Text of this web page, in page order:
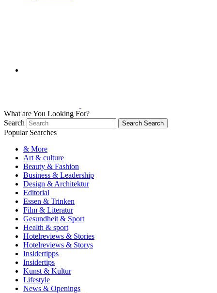
What are You Looking For?
Search
Search Search
Popular Searches
& More
Art & culture
Beauty & Fashion
Business & Leadership
Design & Architektur
Editorial
Essen & Trinken
Film & Literatur
Gesundheit & Sport
Health & sport
Hotelreviews & Stories
Hotelreviews & Storys
Insidertipps
Insidertips
Kunst & Kultur
Lifestyle
News & Openings